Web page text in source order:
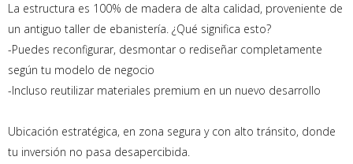
La estructura es 100% de madera de alta calidad, proveniente de
un antiguo taller de ebanistería. ¿Qué significa esto?
-Puedes reconfigurar, desmontar o rediseñar completamente
según tu modelo de negocio
-Incluso reutilizar materiales premium en un nuevo desarrollo
Ubicación estratégica, en zona segura y con alto tránsito, donde
tu inversión no pasa desapercibida.